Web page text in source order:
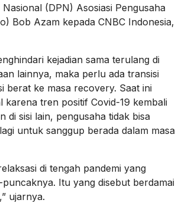
(DPN) Asosiasi Pengusaha
Bob Azam kepada CNBC Indonesia,
kejadian sama terulang di
lainnya, maka perlu ada transisi
berat ke masa recovery. Saat ini
karena tren positif Covid-19 kembali
di sisi lain, pengusaha tidak bisa
untuk sanggup berada dalam masa
di tengah pandemi yang
Itu yang disebut berdamai
ujarnya.